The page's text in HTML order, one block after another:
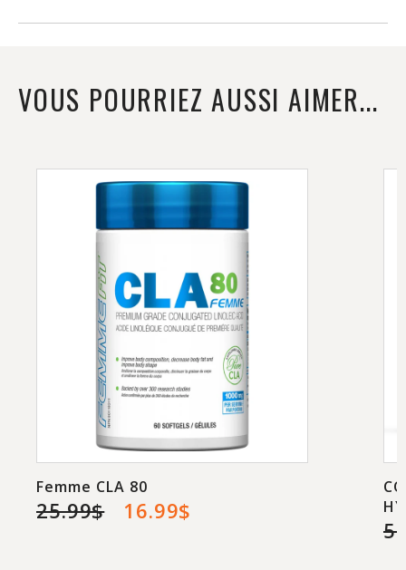
VOUS POURRIEZ AUSSI AIMER...
Femme CLA 80
25.99$ 16.99$